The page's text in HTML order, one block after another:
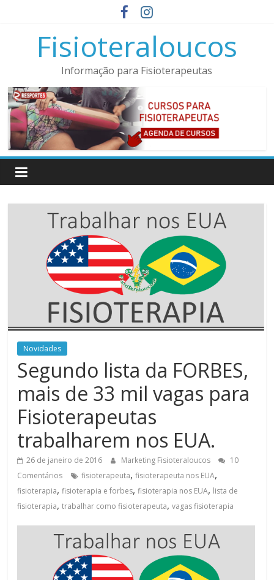
conteúdoFisioteraloucos
Informação para Fisioterapeutas
Novidades
Segundo lista da FORBES,
mais de 33 mil vagas para
Fisioterapeutas
trabalharem nos EUA.
26 de janeiro de 2016 Marketing Fisioteraloucos
10
Comentários
fisioterapeuta,fisioterapeuta nos EUA,
fisioterapia,fisioterapia e forbes,fisioterapia nos EUA, lista de
fisioterapia,trabalhar como fisioterapeuta,vagas fisioterapia